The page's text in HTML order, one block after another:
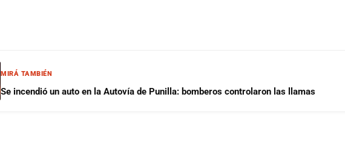
MIRÁ TAMBIÉN
Se incendió un auto en la Autovía de Punilla: bomberos controlaron las llamas